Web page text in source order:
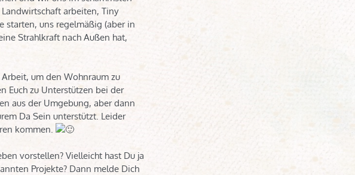
arbeiten, Tiny
starten, uns regelmäßig (aber in
Strahlkraft nach Außen hat,
um den Wohnraum zu
Euch zu Unterstützen bei der
aus der Umgebung, aber dann
Da Sein unterstützt. Leider
kommen.
vorstellen? Vielleicht hast Du ja
Projekte? Dann melde Dich